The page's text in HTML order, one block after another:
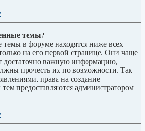
темы?
в форуме находятся ниже всех
на его первой странице. Они чаще
достаточно важную информацию,
прочесть их по возможности. Так
права на создание
предоставляются администратором